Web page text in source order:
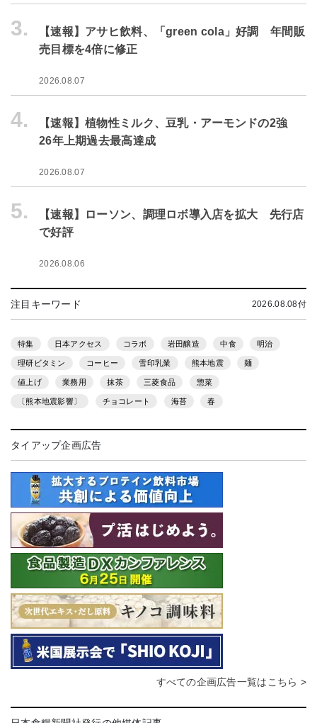
3.
【速報】アサヒ飲料、「green cola」好調 年間販
売目標を4倍に修正
2026.08.07
4.
【速報】植物性ミルク、豆乳・アーモンドの2強
26年上期過去最高達成
2026.08.07
5.
【速報】ローソン、調理ロボ導入店を拡大 先行店
で好評
2026.08.06
注目キーワード 2026.08.08付
特集 日本アクセス コラボ 岩田醸造 中食 明治
理研ビタミン コーヒー 雪印乳業 熊本地震 麺
値上げ 業務用 抹茶 三菱食品 惣菜
〔熊本地震影響〕 チョコレート 海苔 春
タイアップ企画広告
すべての企画広告一覧はこちら >